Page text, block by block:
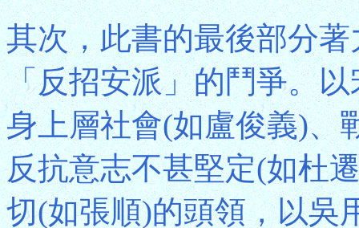
其次，此書的最後部分
「反招安派」的鬥爭。
身上層社會(如盧俊義)、
反抗意志不甚堅定(如杜
切(如張順)的頭領，以吳